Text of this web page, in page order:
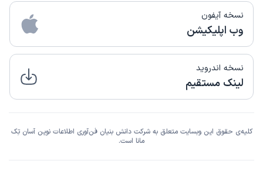
نسخه آیفون
وب اپلیکیشن
نسخه اندروید
لینک مستقیم
کلیه‌ی حقوق این وبسایت متعلق به شرکت دانش بنیان فن‌آوری اطلاعات نوین آسان تِک
مانا است.